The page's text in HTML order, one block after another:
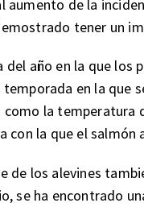
aumento de la
tener un
del año en la que
en la que
la temperatura
con la que el
de los alevines
se ha encontrado